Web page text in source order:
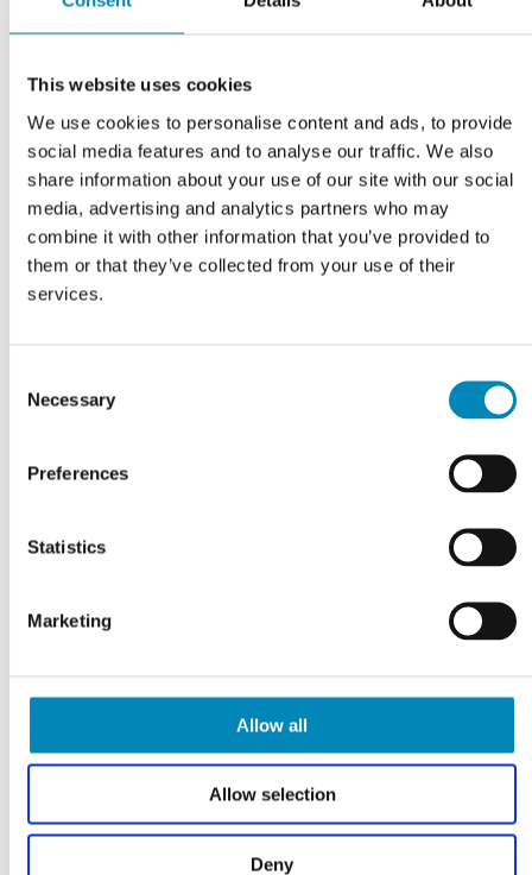
This website uses cookies
We use cookies to personalise content and ads, to provide
social media features and to analyse our traffic. We also
share information about your use of our site with our social
media, advertising and analytics partners who may
combine it with other information that you’ve provided to
them or that they’ve collected from your use of their
services.
Selection
Necessary
Preferences
Statistics
Marketing
Allow all
Allow selection
Deny
VI TILBYDER DIG
Gratis tilbud
FÅ TEGNET DIT PROJEKT